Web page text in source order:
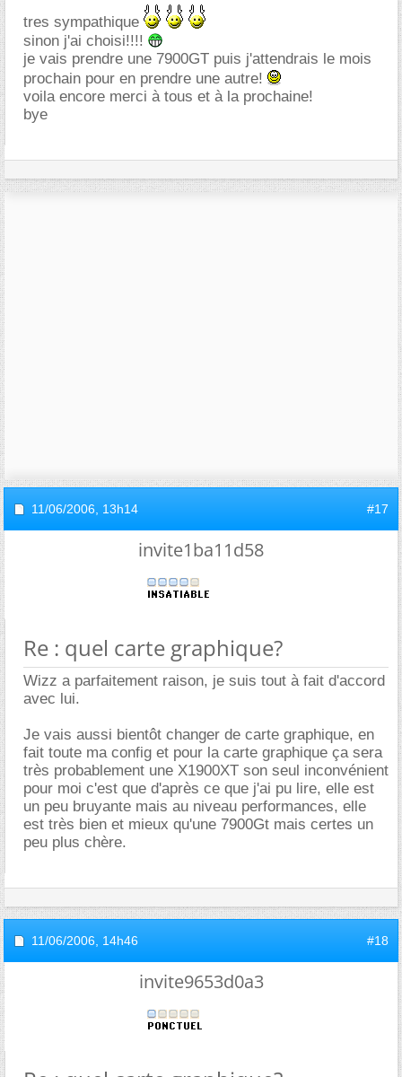
tres sympathique
sinon j'ai choisi!!!!
je vais prendre une 7900GT puis j'attendrais le mois
prochain pour en prendre une autre!
voila encore merci à tous et à la prochaine!
bye
11/06/2006, 13h14 #17
invite1ba11d58
Re : quel carte graphique?
Wizz a parfaitement raison, je suis tout à fait d'accord
avec lui.
Je vais aussi bientôt changer de carte graphique, en
fait toute ma config et pour la carte graphique ça sera
très probablement une X1900XT son seul inconvénient
pour moi c'est que d'après ce que j'ai pu lire, elle est
un peu bruyante mais au niveau performances, elle
est très bien et mieux qu'une 7900Gt mais certes un
peu plus chère.
11/06/2006, 14h46 #18
invite9653d0a3